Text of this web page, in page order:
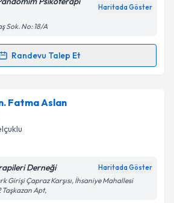
ve kişisel verilerimin belirtilen
işlenmesini kabul ediyorum.
Haritada Göster
Sok. No: 18/A
Randevu Talep Et
Talebi
için randevu takvimi talebi
uzmandan randevu almanız için bir
e-posta ile bilgilendireceğiz.
Fatma Aslan
Derneği Haritada Göster
Girişi Çapraz Karşısı, İhsaniye Mahallesi
Apt,